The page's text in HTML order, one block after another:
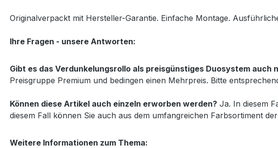
Originalverpackt mit Hersteller-Garantie. Einfache Montage.
Ihre Fragen - unsere Antworten:
Gibt es das Verdunkelungsrollo als preisgünstiges Duosystem auch
Preisgruppe Premium und bedingen einen Mehrpreis. Bitte
Können diese Artikel auch einzeln erworben werden? Ja. In diesem
diesem Fall können Sie auch aus dem umfangreichen Farbsortiment
Weitere Informationen zum Thema: